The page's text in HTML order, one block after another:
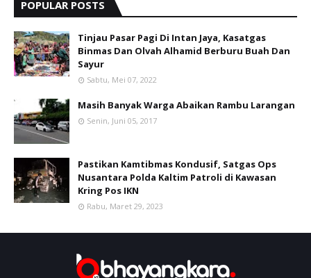
POPULAR POSTS
Tinjau Pasar Pagi Di Intan Jaya, Kasatgas
Binmas Dan Olvah Alhamid Berburu Buah Dan
Sayur
Sabtu, Mei 07, 2022
Masih Banyak Warga Abaikan Rambu Larangan
Senin, Juni 05, 2017
Pastikan Kamtibmas Kondusif, Satgas Ops
Nusantara Polda Kaltim Patroli di Kawasan
Kring Pos IKN
Rabu, Maret 29, 2023